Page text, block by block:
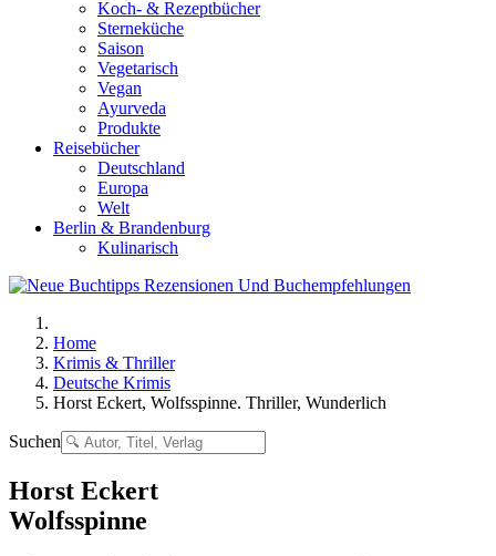
Koch- & Rezeptbücher
Sterneküche
Saison
Vegetarisch
Vegan
Ayurveda
Produkte
Reisebücher
Deutschland
Europa
Welt
Berlin & Brandenburg
Kulinarisch
Home
Krimis & Thriller
Deutsche Krimis
Horst Eckert, Wolfsspinne. Thriller, Wunderlich
Suchen
Horst Eckert
Wolfsspinne